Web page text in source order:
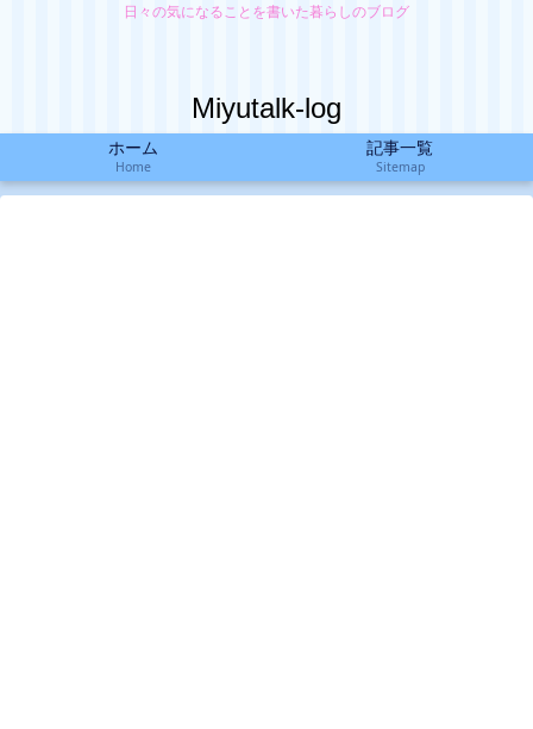
日々の気になることを書いた暮らしのブログ
Miyutalk-log
ホーム
Home
記事一覧
Sitemap